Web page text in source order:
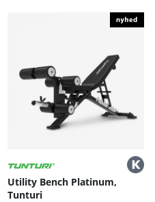
Utility Bench Platinum,
Tunturi